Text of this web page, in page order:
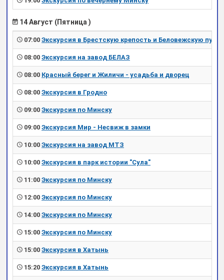
14 Август (Пятница )
07:00 Экскурсия в Брестскую крепость и Беловежскую пущу
08:00 Экскурсия на завод БЕЛАЗ
08:00 Красный берег и Жиличи - усадьба и дворец
08:00 Экскурсия в Гродно
09:00 Экскурсия по Минску
09:00 Экскурсия Мир - Несвиж в замки
10:00 Экскурсия на завод МТЗ
10:00 Экскурсия в парк истории "Сула"
11:00 Экскурсия по Минску
12:00 Экскурсия по Минску
14:00 Экскурсия по Минску
15:00 Экскурсия по Минску
15:00 Экскурсия в Хатынь
15:20 Экскурсия в Хатынь